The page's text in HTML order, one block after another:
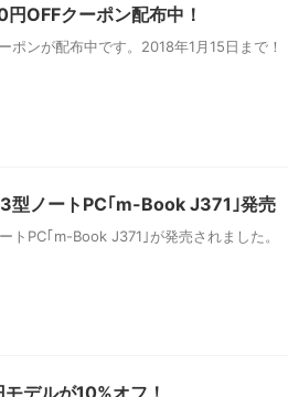
OFFクーポン配布中！
ンが配布中です。2018年1月15日まで！
型ノートPC｢m-Book J371｣発売
トPC｢m-Book J371｣が発売されました。